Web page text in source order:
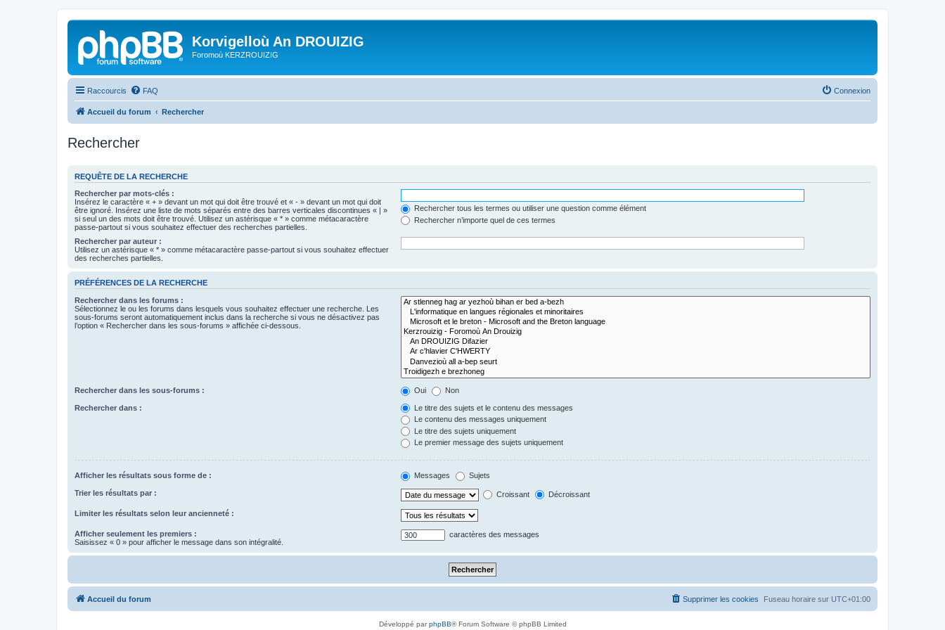
Korvigelloù An DROUIZIG
Foromoù KERZROUIZIG
Raccourcis FAQ Connexion
Accueil du forum Rechercher
Rechercher
REQUÊTE DE LA RECHERCHE
Rechercher par mots-clés :
Insérez le caractère « + » devant un mot qui doit être trouvé et « - » devant un mot qui doit
être ignoré. Insérez une liste de mots séparés entre des barres verticales discontinues « | »
si seul un des mots doit être trouvé. Utilisez un astérisque « * » comme métacaractère
passe-partout si vous souhaitez effectuer des recherches partielles.
Rechercher tous les termes ou utiliser une question comme élément
Rechercher n’importe quel de ces termes
Rechercher par auteur :
Utilisez un astérisque « * » comme métacaractère passe-partout si vous souhaitez effectuer
des recherches partielles.
PRÉFÉRENCES DE LA RECHERCHE
Rechercher dans les forums :
Sélectionnez le ou les forums dans lesquels vous souhaitez effectuer une recherche. Les
sous-forums seront automatiquement inclus dans la recherche si vous ne désactivez pas
l’option « Rechercher dans les sous-forums » affichée ci-dessous.
Rechercher dans les sous-forums : Oui Non
Rechercher dans :
Le titre des sujets et le contenu des messages
Le contenu des messages uniquement
Le titre des sujets uniquement
Le premier message des sujets uniquement
Afficher les résultats sous forme de : Messages Sujets
Trier les résultats par : Croissant Décroissant
Limiter les résultats selon leur ancienneté :
Afficher seulement les premiers :
Saisissez « 0 » pour afficher le message dans son intégralité.
caractères des messages
Accueil du forum Fuseau horaire sur UTC+01:00
Supprimer les cookies
Développé parphpBB® Forum Software © phpBB Limited